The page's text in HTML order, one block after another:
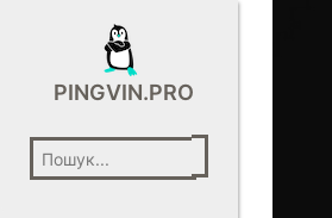
PINGVIN.PRO